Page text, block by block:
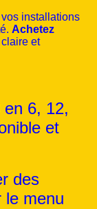
installations
Achetez
et
6, 12,
et
des
le menu